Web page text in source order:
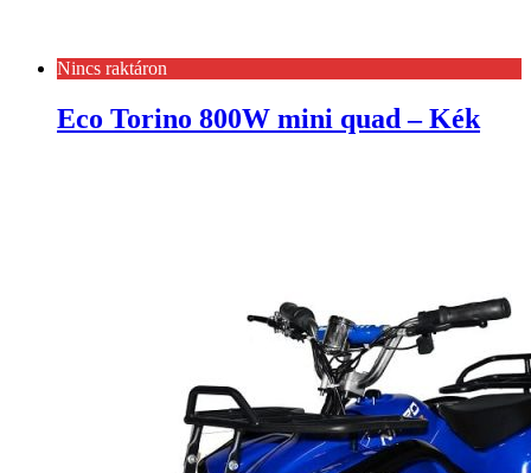
Nincs raktáron
Eco Torino 800W mini quad – Kék